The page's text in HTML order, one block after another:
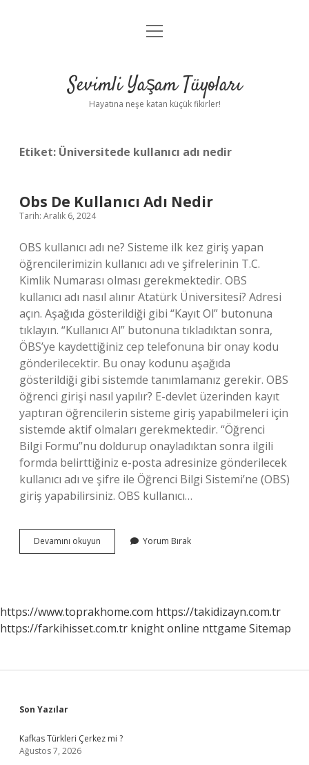
Anasayfa
Yasal Uyarı
menüyü
Sevimli Yaşam Tüyoları
Hayatına neşe katan küçük fikirler!
Etiket: Üniversitede kullanıcı adı nedir
Obs De Kullanıcı Adı Nedir
Tarih: Aralık 6, 2024
OBS kullanıcı adı ne? Sisteme ilk kez giriş yapan
öğrencilerimizin kullanıcı adı ve şifrelerinin T.C.
Kimlik Numarası olması gerekmektedir. OBS
kullanıcı adı nasıl alınır Atatürk Üniversitesi? Adresi
açın. Aşağıda gösterildiği gibi “Kayıt Ol” butonuna
tıklayın. “Kullanıcı Al” butonuna tıkladıktan sonra,
ÖBS’ye kaydettiğiniz cep telefonuna bir onay kodu
gönderilecektir. Bu onay kodunu aşağıda
gösterildiği gibi sistemde tanımlamanız gerekir. OBS
öğrenci girişi nasıl yapılır? E-devlet üzerinden kayıt
yaptıran öğrencilerin sisteme giriş yapabilmeleri için
sistemde aktif olmaları gerekmektedir. “Öğrenci
Bilgi Formu”nu doldurup onayladıktan sonra ilgili
formda belirttiğiniz e-posta adresinize gönderilecek
kullanıcı adı ve şifre ile Öğrenci Bilgi Sistemi’ne (OBS)
giriş yapabilirsiniz. OBS kullanıcı…
Devamını okuyun
De
Yorum Bırak
https://www.toprakhome.com https://takidizayn.com.tr
https://farkihisset.com.tr knight online nttgame Sitemap
Sidebar
Son Yazılar
Kafkas Türkleri Çerkez mi ?
Ağustos 7, 2026